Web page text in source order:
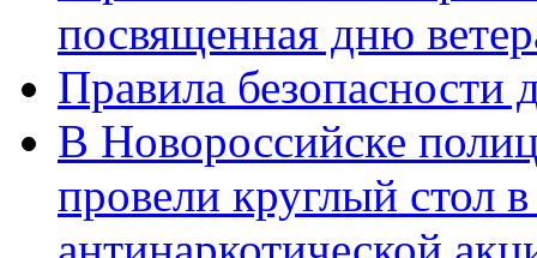
посвященная дню
Правила безопасности
В Новороссийске
провели круглый стол